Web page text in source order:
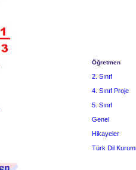
Öğretmen
2. Sınıf
4. Sınıf Proje
5. Sınıf
Genel
Hikayeler
Türk Dil